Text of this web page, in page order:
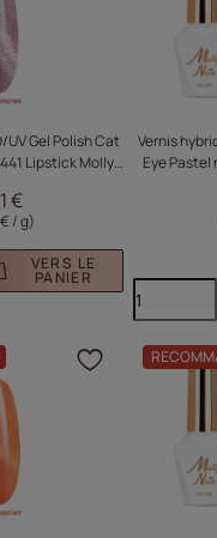
UV Gel Polish Cat
Lipstick Molly
€
/ g)
VERS LE
PANIER
Vernis
Eye Pastel
Cliquez